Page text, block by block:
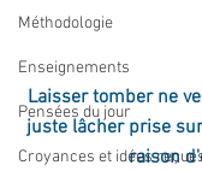
Méthodologie
Enseignements
Pensées du jour
Croyances et idées
Laisser tomber ne
juste lâcher prise
raison